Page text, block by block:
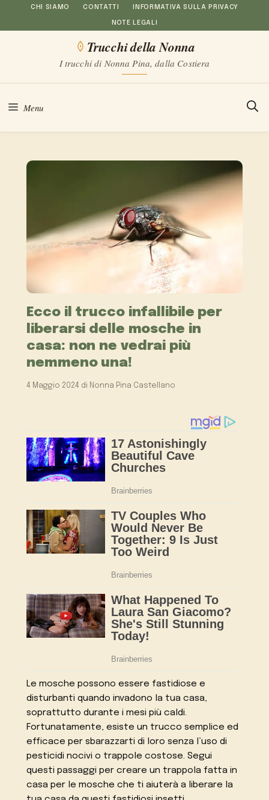
al
CHI SIAMO CONTATTI INFORMATIVA SULLA PRIVACY
NOTE LEGALI
Trucchi della Nonna
I trucchi di Nonna Pina, dalla Costiera
Menu
Ecco il trucco infallibile per
liberarsi delle mosche in
casa: non ne vedrai più
nemmeno una!
4 Maggio 2024 di Nonna Pina Castellano
Le mosche possono essere fastidiose e
disturbanti quando invadono la tua casa,
soprattutto durante i mesi più caldi.
Fortunatamente, esiste un trucco semplice ed
efficace per sbarazzarti di loro senza l’uso di
pesticidi nocivi o trappole costose. Segui
questi passaggi per creare un trappola fatta in
casa per le mosche che ti aiuterà a liberare la